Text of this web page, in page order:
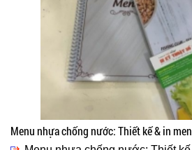
Menu nhựa chống nước: Thiết kế & in